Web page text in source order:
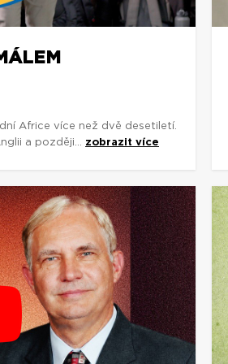
Africe více než dvě desetiletí.
a později... zobrazit více